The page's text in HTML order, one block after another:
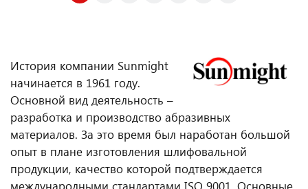
История компании Sunmight
начинается в 1961 году.
Основной вид деятельность –
разработка и производство абразивных
материалов. За это время был наработан большой
опыт в плане изготовления шлифовальной
продукции, качество которой подтверждается